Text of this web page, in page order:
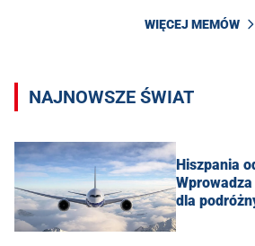
WIĘCEJ MEMÓW
NAJNOWSZE ŚWIAT
Hiszpania
dla